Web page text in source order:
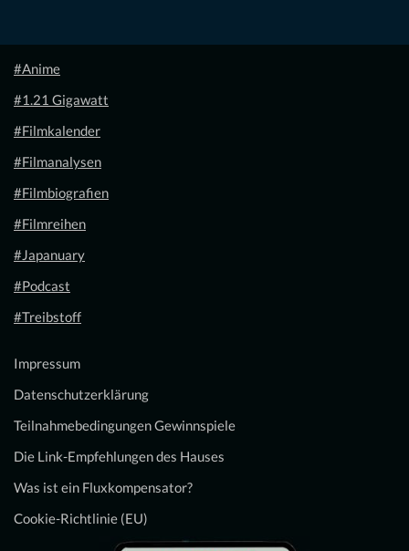
#Anime
#1.21 Gigawatt
#Filmkalender
#Filmanalysen
#Filmbiografien
#Filmreihen
#Japanuary
#Podcast
#Treibstoff
Impressum
Datenschutzerklärung
Teilnahmebedingungen Gewinnspiele
Die Link-Empfehlungen des Hauses
Was ist ein Fluxkompensator?
Cookie-Richtlinie (EU)